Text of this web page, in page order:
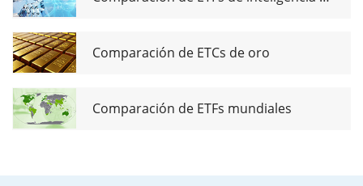
Comparación de ETCs de oro
Comparación de ETFs mundiales